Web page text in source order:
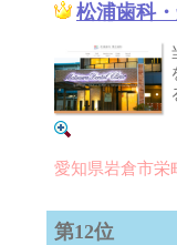
松浦歯科
愛知県岩倉市栄
第12位